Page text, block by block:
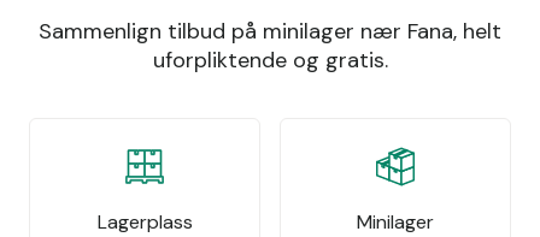
Sammenlign tilbud på minilager nær Fana, helt
uforpliktende og gratis.
Lagerplass Minilager